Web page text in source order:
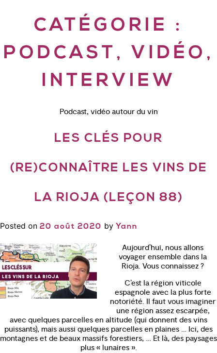
CATÉGORIE :
PODCAST, VIDÉO,
INTERVIEW
Podcast, vidéo autour du vin
LES CLÉS POUR
(RE)CONNAÎTRE LES VINS DE
LA RIOJA (LEÇON 88)
Posted on 20 août 2020 by Yann
Aujourd’hui, nous allons
voyager ensemble dans la
Rioja. Vous connaissez ?
C’est la région viticole
espagnole avec la plus forte
notoriété. Il faut vous imaginer
une région assez escarpée,
avec quelques parcelles en altitude (qui donnent des vins
puissants), mais aussi quelques parcelles en plaines … Ici, des
montagnes et de beaux massifs forestiers, … Et là, des paysages
plus « lunaires ».